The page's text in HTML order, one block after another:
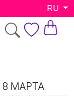
RU
МАРТА